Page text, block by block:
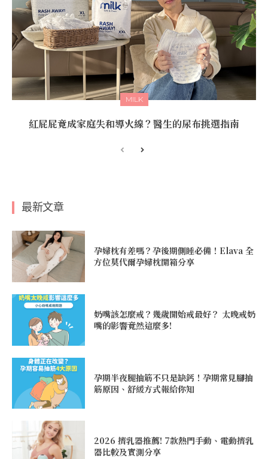
MILK
紅屁屁竟成家庭失和導火線？醫生的尿布挑選指南
最新文章
孕婦枕有差嗎？孕後期側睡必備！Elava 全
方位莫代爾孕婦枕開箱分享
奶嘴該怎麼戒？幾歲開始戒最好？ 太晚戒奶
嘴的影響竟然這麼多!
孕期半夜腿抽筋不只是缺鈣！孕期常見腳抽
筋原因、舒緩方式報給你知
2026 擠乳器推薦! 7款熱門手動、電動擠乳
器比較及實測分享